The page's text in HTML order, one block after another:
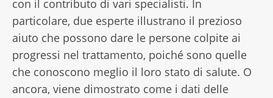
con il contributo di vari specialisti. In
particolare, due esperte illustrano il prezioso
aiuto che possono dare le persone colpite ai
progressi nel trattamento, poiché sono quelle
che conoscono meglio il loro stato di salute. O
ancora, viene dimostrato come i dati delle